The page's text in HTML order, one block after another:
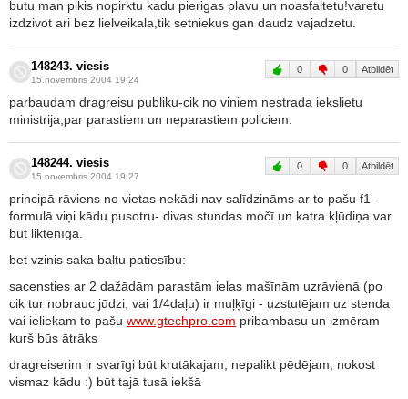
butu man pikis nopirktu kadu pierigas plavu un noasfaltetu!varetu
izdzivot ari bez lielveikala,tik setniekus gan daudz vajadzetu.
148243. viesis
15.novembris 2004 19:24
0 0 Atbildēt
parbaudam dragreisu publiku-cik no viniem nestrada iekslietu
ministrija,par parastiem un neparastiem policiem.
148244. viesis
15.novembris 2004 19:27
0 0 Atbildēt
principā rāviens no vietas nekādi nav salīdzināms ar to pašu f1 -
formulā viņi kādu pusotru- divas stundas močī un katra kļūdiņa var
būt liktenīga.
bet vzinis saka baltu patiesību:
sacensties ar 2 dažādām parastām ielas mašīnām uzrāvienā (po
cik tur nobrauc jūdzi, vai 1/4daļu) ir muļķīgi - uzstutējam uz stenda
vai ieliekam to pašu www.gtechpro.com pribambasu un izmēram
kurš būs ātrāks
dragreiserim ir svarīgi būt krutākajam, nepalikt pēdējam, nokost
vismaz kādu :) būt tajā tusā iekšā